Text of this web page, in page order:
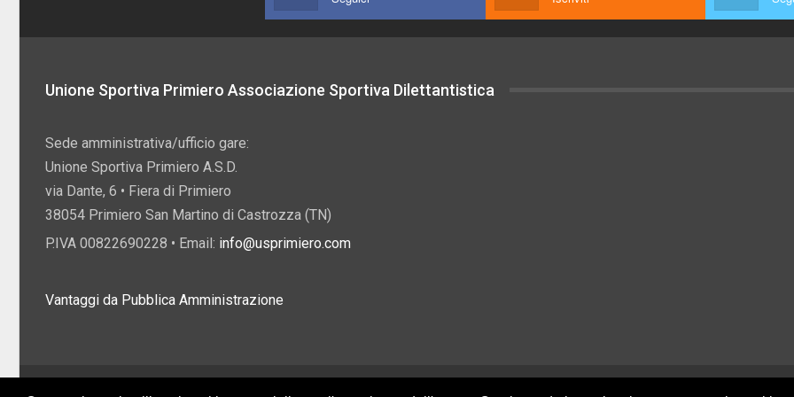
Unione Sportiva Primiero Associazione Sportiva Dilettantistica
Sede amministrativa/ufficio gare:
Unione Sportiva Primiero A.S.D.
via Dante, 6 • Fiera di Primiero
38054 Primiero San Martino di Castrozza (TN)
P.IVA 00822690228 • Email: info@usprimiero.com
Vantaggi da Pubblica Amministrazione